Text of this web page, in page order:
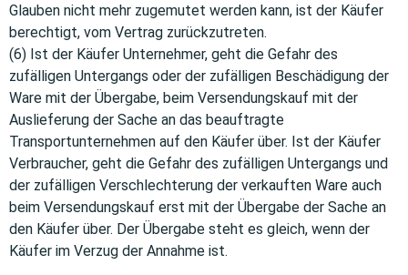
Glauben nicht mehr zugemutet werden kann, ist der Käufer
berechtigt, vom Vertrag zurückzutreten.
(6) Ist der Käufer Unternehmer, geht die Gefahr des
zufälligen Untergangs oder der zufälligen Beschädigung der
Ware mit der Übergabe, beim Versendungskauf mit der
Auslieferung der Sache an das beauftragte
Transportunternehmen auf den Käufer über. Ist der Käufer
Verbraucher, geht die Gefahr des zufälligen Untergangs und
der zufälligen Verschlechterung der verkauften Ware auch
beim Versendungskauf erst mit der Übergabe der Sache an
den Käufer über. Der Übergabe steht es gleich, wenn der
Käufer im Verzug der Annahme ist.